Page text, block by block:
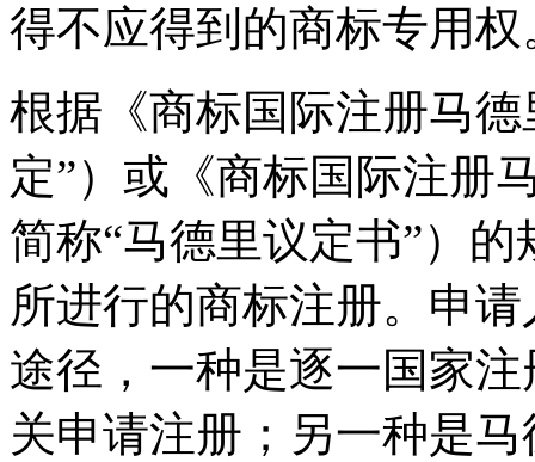
得不应得到的商标专用权
根据《商标国际注册马
定”）或《商标国际注册
简称“马德里议定书”）
所进行的商标注册。申
途径，一种是逐一国家
关申请注册；另一种是